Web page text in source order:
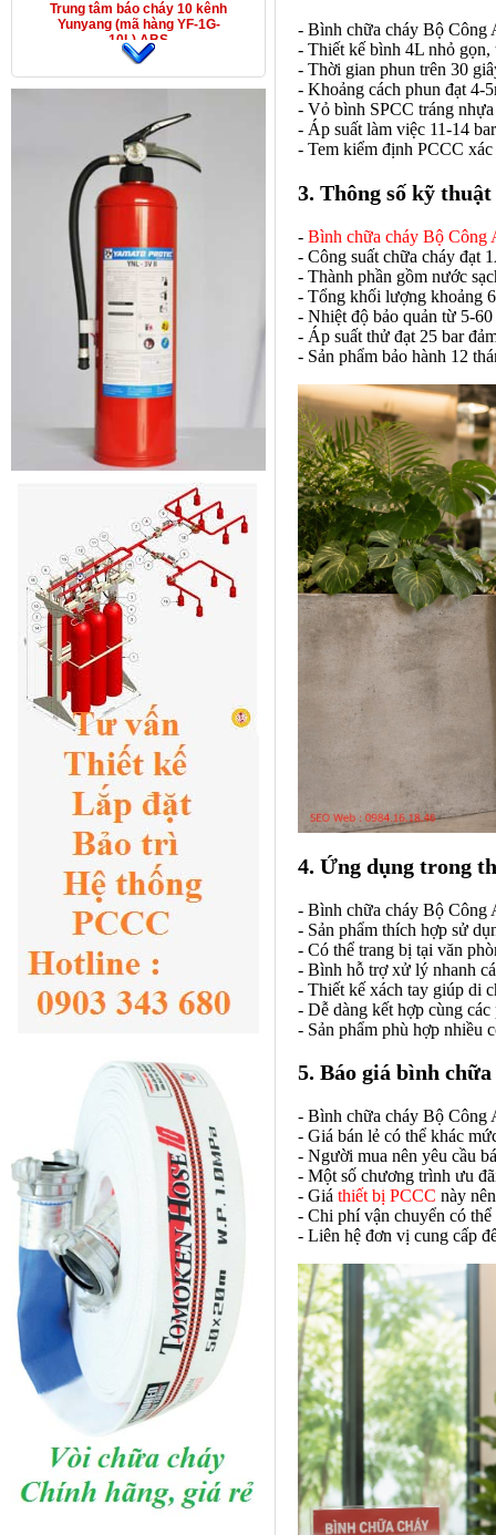
Trung tâm báo cháy 10 kênh
Yunyang (mã hàng YF-1G-
10L) ABS
- Bình chữa cháy Bộ Công
- Thiết kế bình 4L nhỏ gọn,
- Thời gian phun trên 30
- Khoảng cách phun đạt 4-
- Vỏ bình SPCC tráng
- Áp suất làm việc 11-14
- Tem kiểm định PCCC
3. Thông số kỹ
- Bình chữa cháy Bộ Công
- Công suất chữa cháy đạt
- Thành phần gồm nước
- Tổng khối lượng khoảng
- Nhiệt độ bảo quản từ 5-
- Áp suất thử đạt 25 bar
- Sản phẩm bảo hành 12
4. Ứng dụng trong
- Bình chữa cháy Bộ Công
- Sản phẩm thích hợp sử
- Có thể trang bị tại văn
- Bình hỗ trợ xử lý nhanh
- Thiết kế xách tay giúp di
- Dễ dàng kết hợp cùng
- Sản phẩm phù hợp nhiều
5. Báo giá bình
- Bình chữa cháy Bộ Công
- Giá bán lẻ có thể khác
- Người mua nên yêu cầu
- Một số chương trình ưu
- Giá thiết bị PCCC này
- Chi phí vận chuyển có
- Liên hệ đơn vị cung cấp